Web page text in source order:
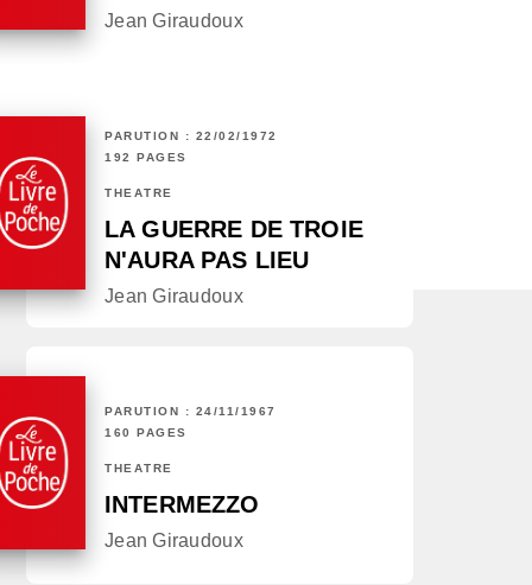
Jean Giraudoux
PARUTION : 22/02/1972
192 PAGES
THÉÂTRE
LA GUERRE DE TROIE
N'AURA PAS LIEU
Jean Giraudoux
PARUTION : 24/11/1967
160 PAGES
THÉÂTRE
INTERMEZZO
Jean Giraudoux